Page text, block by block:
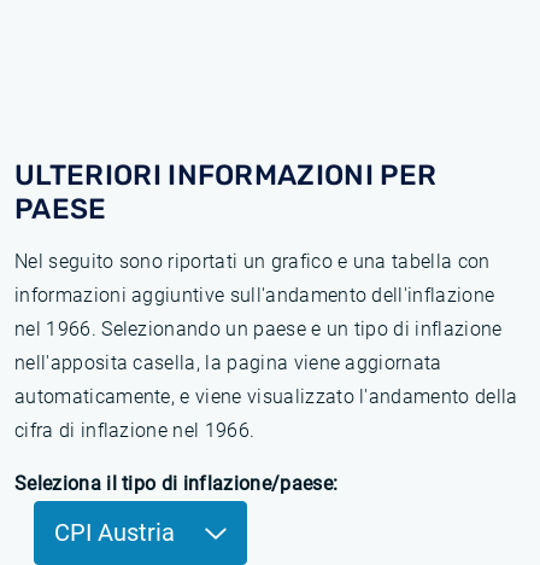
ULTERIORI INFORMAZIONI PER
PAESE
Nel seguito sono riportati un grafico e una tabella con
informazioni aggiuntive sull'andamento dell'inflazione
nel 1966. Selezionando un paese e un tipo di inflazione
nell'apposita casella, la pagina viene aggiornata
automaticamente, e viene visualizzato l'andamento della
cifra di inflazione nel 1966.
Seleziona il tipo di inflazione/paese:
CPI Austria